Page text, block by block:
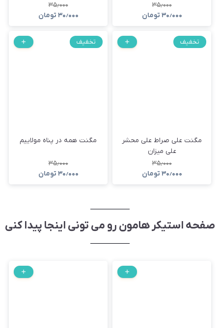
۳۵٫۰۰۰
۳۰٫۰۰۰ تومان
۳۵٫۰۰۰
۳۰٫۰۰۰ تومان
تخفیف
مگنت علی صراط علی محشر
علی میزان
۳۵٫۰۰۰
۳۰٫۰۰۰ تومان
تخفیف
مگنت همه در پناه مولاییم
۳۵٫۰۰۰
۳۰٫۰۰۰ تومان
صفحه استیکر هامون رو می تونی اینجا پیدا کنی